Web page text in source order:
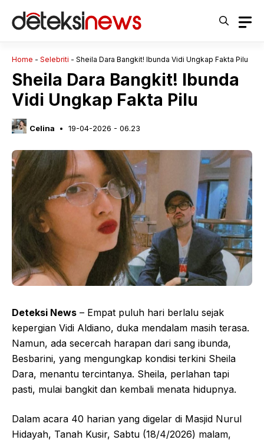
Home - Selebriti - Sheila Dara Bangkit! Ibunda Vidi Ungkap Fakta Pilu
Sheila Dara Bangkit! Ibunda
Vidi Ungkap Fakta Pilu
Celina 19-04-2026 - 06.23
Deteksi News – Empat puluh hari berlalu sejak
kepergian Vidi Aldiano, duka mendalam masih terasa.
Namun, ada secercah harapan dari sang ibunda,
Besbarini, yang mengungkap kondisi terkini Sheila
Dara, menantu tercintanya. Sheila, perlahan tapi
pasti, mulai bangkit dan kembali menata hidupnya.
Dalam acara 40 harian yang digelar di Masjid Nurul
Hidayah, Tanah Kusir, Sabtu (18/4/2026) malam,